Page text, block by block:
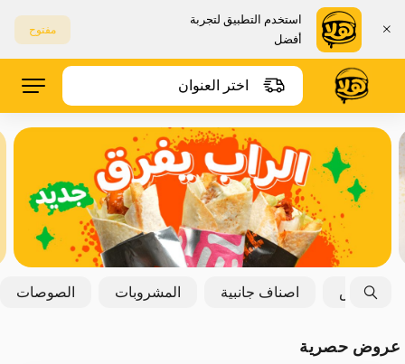
استخدم التطبيق لتجربة
أفضل
مفتوح
اختر العنوان
البطاطس اصناف جانبية المشروبات الصوصات
عروض حصرية